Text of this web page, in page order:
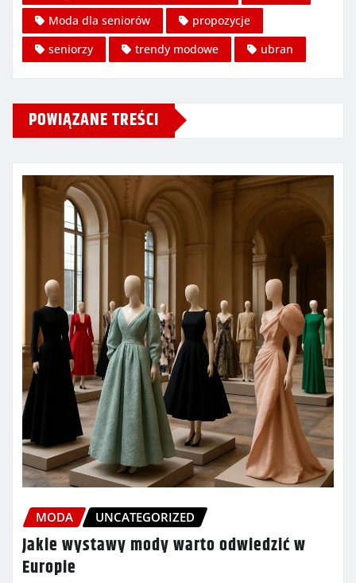
Moda dla seniorów
propozycje
seniorzy
trendy modowe ubran
POWIĄZANE TREŚCI
MODA UNCATEGORIZED
Jakie wystawy mody warto odwiedzić w
Europie